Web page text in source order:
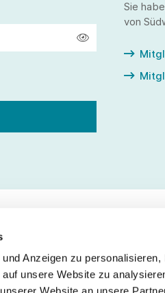
Anzeigen zu
unsere Website zu
Sie
von